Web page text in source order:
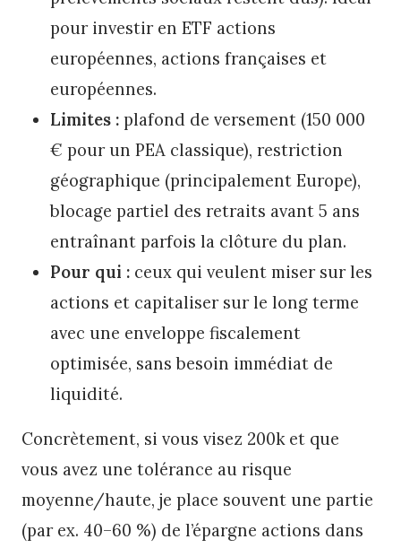
pour investir en ETF actions
européennes, actions françaises et
européennes.
Limites : plafond de versement (150 000
€ pour un PEA classique), restriction
géographique (principalement Europe),
blocage partiel des retraits avant 5 ans
entraînant parfois la clôture du plan.
Pour qui : ceux qui veulent miser sur les
actions et capitaliser sur le long terme
avec une enveloppe fiscalement
optimisée, sans besoin immédiat de
liquidité.
Concrètement, si vous visez 200k et que
vous avez une tolérance au risque
moyenne/haute, je place souvent une partie
(par ex. 40–60 %) de l’épargne actions dans